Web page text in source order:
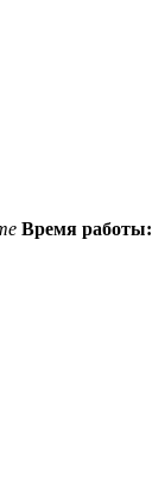
Время работы: